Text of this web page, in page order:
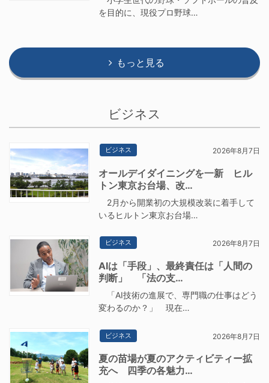
を目的に、現役プロ野球…
もっと見る
ビジネス
ビジネス 2026年8月7日
オールデイダイニングを一新 ヒル
トン東京お台場、改…
2月から開業初の大規模改装に着手して
いるヒルトン東京お台場…
ビジネス 2026年8月7日
AIは「手段」、最終責任は「人間の
判断」 「法の支…
「AI技術の進展で、専門職の仕事はどう
変わるのか？」 現在…
ビジネス 2026年8月7日
夏の苗場が夏のアクティビティー拡
充へ 四季の各魅力…